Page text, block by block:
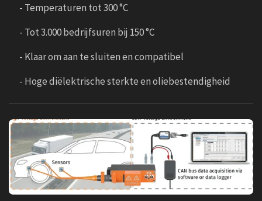
- Temperaturen tot 300 °C
- Tot 3.000 bedrijfsuren bij 150 °C
- Klaar om aan te sluiten en compatibel
- Hoge diëlektrische sterkte en oliebestendigheid